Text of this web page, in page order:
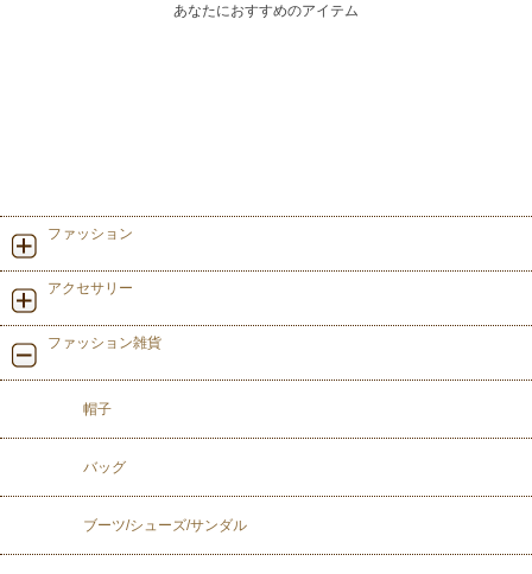
あなたにおすすめのアイテム
ファッション
アクセサリー
ファッション雑貨
帽子
バッグ
ブーツ/シューズ/サンダル